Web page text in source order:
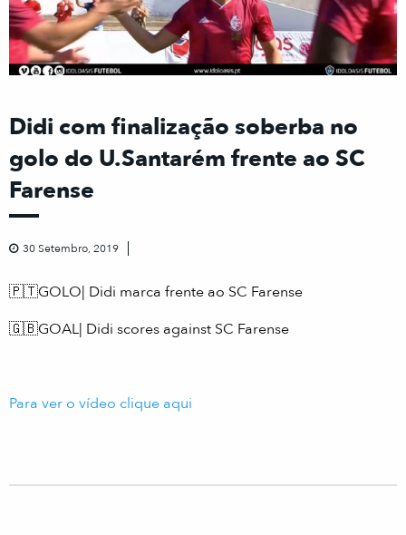
Didi com finalização soberba no
golo do U.Santarém frente ao SC
Farense
30 Setembro, 2019
🇵🇹GOLO| Didi marca frente ao SC Farense
🇬🇧GOAL| Didi scores against SC Farense
Para ver o vídeo clique aqui